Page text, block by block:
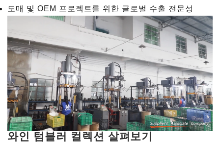
도매 및 OEM 프로젝트를 위한 글로벌 수출 전문성
와인 텀블러 컬렉션 살펴보기